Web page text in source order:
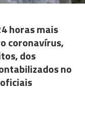
horas mais
coronavírus,
dos
no